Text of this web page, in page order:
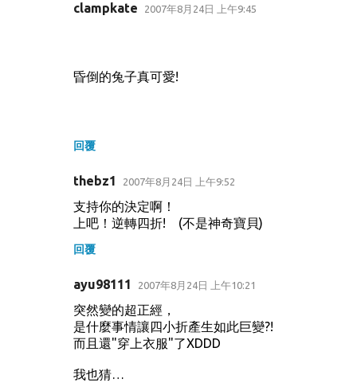
clampkate 2007年8月24日 上午9:45
昏倒的兔子真可愛!
回覆
thebz1 2007年8月24日 上午9:52
支持你的決定啊！
上吧！逆轉四折! (不是神奇寶貝)
回覆
ayu98111 2007年8月24日 上午10:21
突然變的超正經，
是什麼事情讓四小折產生如此巨變?!
而且還"穿上衣服"了XDDD
我也猜…